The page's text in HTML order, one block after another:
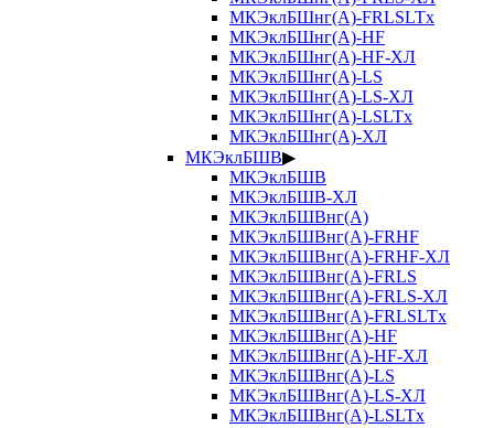
МКЭклБШнг(А)-FRLSLTx
МКЭклБШнг(А)-HF
МКЭклБШнг(А)-HF-ХЛ
МКЭклБШнг(А)-LS
МКЭклБШнг(А)-LS-ХЛ
МКЭклБШнг(А)-LSLTx
МКЭклБШнг(А)-ХЛ
МКЭклБШВ▶
МКЭклБШВ
МКЭклБШВ-ХЛ
МКЭклБШВнг(А)
МКЭклБШВнг(А)-FRHF
МКЭклБШВнг(А)-FRHF-ХЛ
МКЭклБШВнг(А)-FRLS
МКЭклБШВнг(А)-FRLS-ХЛ
МКЭклБШВнг(А)-FRLSLTx
МКЭклБШВнг(А)-HF
МКЭклБШВнг(А)-HF-ХЛ
МКЭклБШВнг(А)-LS
МКЭклБШВнг(А)-LS-ХЛ
МКЭклБШВнг(А)-LSLTx